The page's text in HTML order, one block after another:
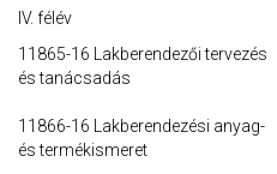
IV. félév
11865-16 Lakberendezői tervezés
és tanácsadás
11866-16 Lakberendezési anyag-
és termékismeret